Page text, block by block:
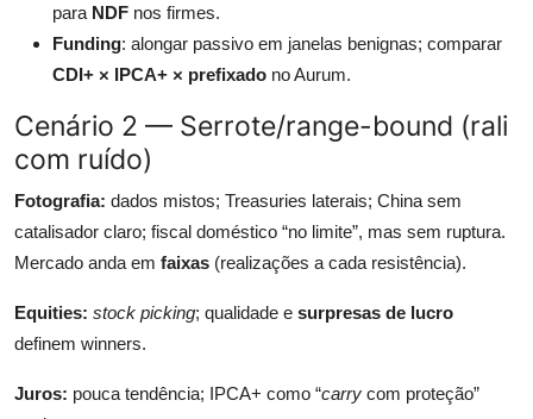
para NDF nos firmes.
Funding: alongar passivo em janelas benignas; comparar
CDI+ × IPCA+ × prefixado no Aurum.
Cenário 2 — Serrote/range-bound (rali
com ruído)
Fotografia: dados mistos; Treasuries laterais; China sem
catalisador claro; fiscal doméstico “no limite”, mas sem ruptura.
Mercado anda em faixas (realizações a cada resistência).
Equities: stock picking; qualidade e surpresas de lucro
definem winners.
Juros: pouca tendência; IPCA+ como “carry com proteção”